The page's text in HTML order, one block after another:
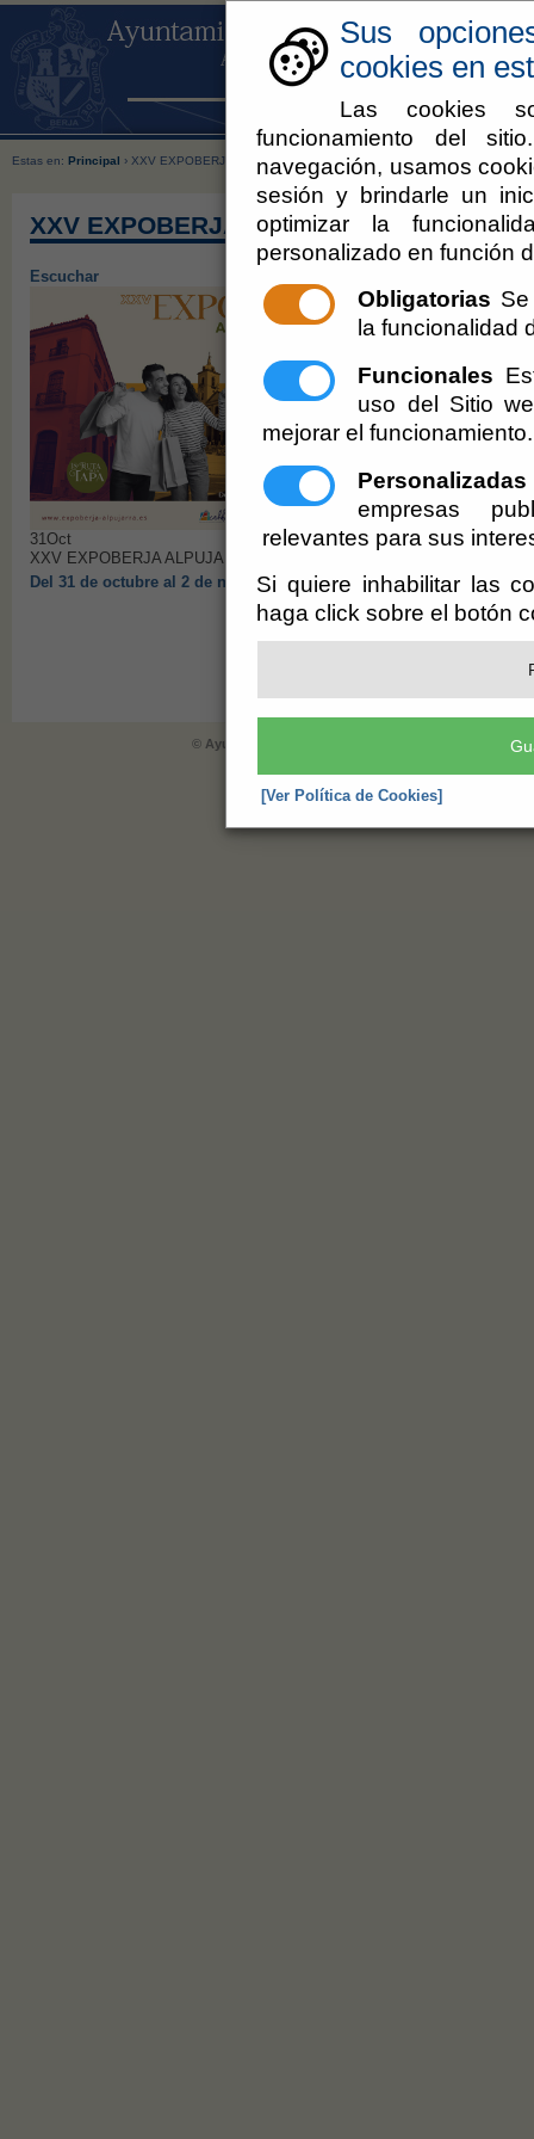
Sus
cookies en
Las cookies
funcionamiento del
navegación, usamos
sesión y brindarle un
optimizar la
personalizado en función
Obligatorias
la funcionalidad
Funcionales
uso del Sitio
mejorar el funcionamiento.
Personalizadas
empresas
relevantes para sus
Si quiere inhabilitar las
haga click sobre el botón
[Ver Política de Cookies]
Estas en: Principal › XXV EXPOBERJA ALPUJARRA
XXV EXPOBERJA ALPUJARRA
Escuchar
31Oct
XXV EXPOBERJA ALPUJARRA
Del 31 de octubre al 2 de noviembre de 2025.
PRÓXIMAMENTE
© Ayuntamiento de Berja (CIF: P-0402900-E)
- Plaza